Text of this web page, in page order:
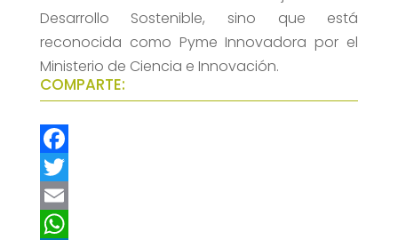
Desarrollo Sostenible, sino que está
reconocida como Pyme Innovadora por el
Ministerio de Ciencia e Innovación.
COMPARTE:
F
a
c
T
w
E